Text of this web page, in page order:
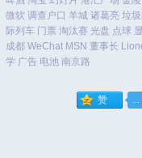
微软 调查户口 羊城 诸葛亮 垃
际列车 门票 淘汰赛 光盘 点球
成都 WeChat MSN 董事长
学 广告 电池 南京路